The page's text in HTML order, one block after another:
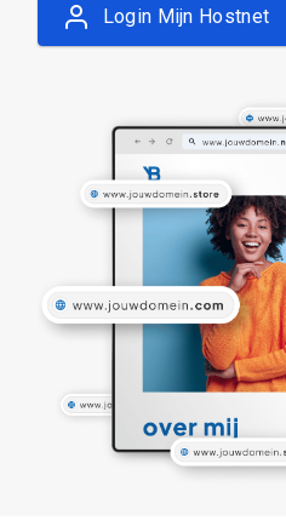
Login Mijn Hostnet